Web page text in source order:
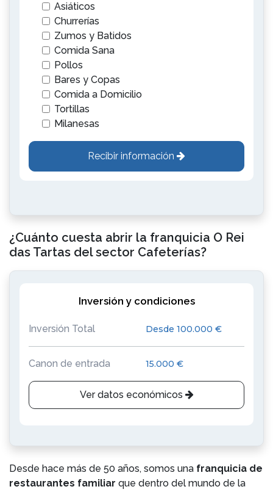
Asiáticos
Churrerías
Zumos y Batidos
Comida Sana
Pollos
Bares y Copas
Comida a Domicilio
Tortillas
Milanesas
Recibir información
¿Cuánto cuesta abrir la franquicia O Rei
das Tartas del sector Cafeterías?
Inversión y condiciones
Inversión Total Desde 100.000 €
Canon de entrada 15.000 €
Ver datos económicos
Desde hace más de 50 años, somos una franquicia de
restaurantes familiar que dentro del mundo de la